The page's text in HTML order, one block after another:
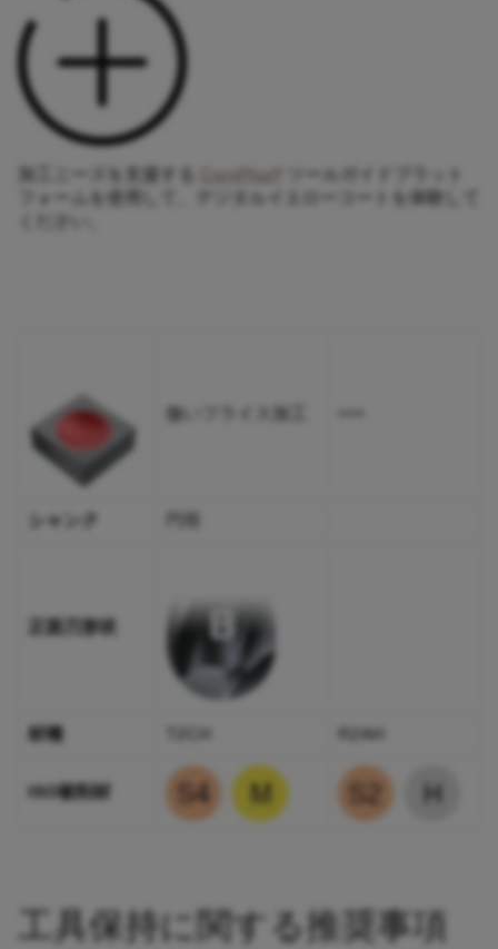
加工ニーズを支援する CoroPlus®
フォームを使用して、デジタルイエローコートを体験して
倣いフライス加工
シャンク
正面刃形状
材種 ​R2AH​
ISO被削材 ​
​工具保持に関する推奨事項